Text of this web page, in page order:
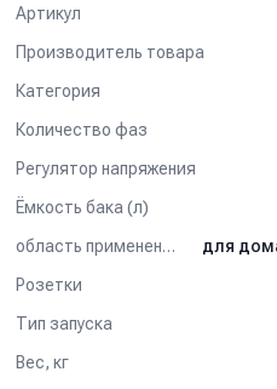
Благодаря высочайшему
Zongshen Industrial Group,
контрольные проверки на
завоевала доверие огромного
КНР, но и по всему миру.
Подтверждением
неоспоримый факт: по объему
2017 года занял 3 место в
Briggs & Stratton (США) и Honda
Артикул
Производитель товара
Категория
Количество фаз
Регулятор напряжения
Ёмкость бака (л)
область применения
Розетки
Тип запуска
Вес, кг